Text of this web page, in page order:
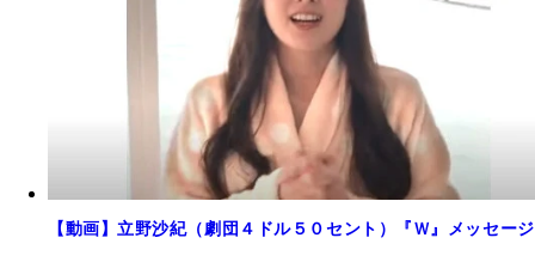
【動画】立野沙紀（劇団４ドル５０セント）『Ｗ』メッセージ